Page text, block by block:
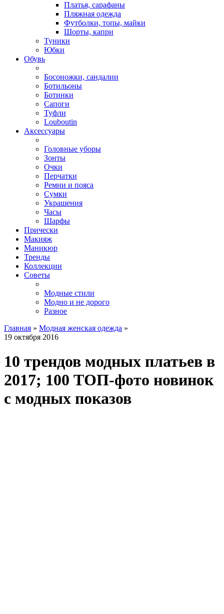
Платья, сарафаны
Пляжная одежда
Футболки, топы, майки
Шорты, капри
Туники
Юбки
Обувь
Босоножки, сандалии
Ботильоны
Ботинки
Сапоги
Туфли
Louboutin
Аксессуары
Головные уборы
Зонты
Очки
Перчатки
Ремни и пояса
Сумки
Украшения
Часы
Шарфы
Прически
Макияж
Маникюр
Тренды
Коллекции
Советы
Модные стили
Модно и не дорого
Разное
Главная » Модная женская одежда »
19 октября 2016
10 трендов модных платьев в
2017; 100 ТОП-фото новинок
с модных показов